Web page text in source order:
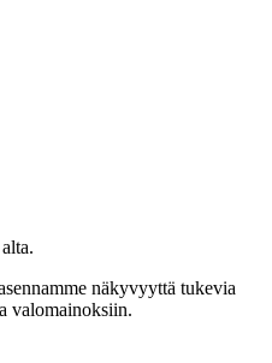
näkyvyyttä tukevia
valomainoksiin.